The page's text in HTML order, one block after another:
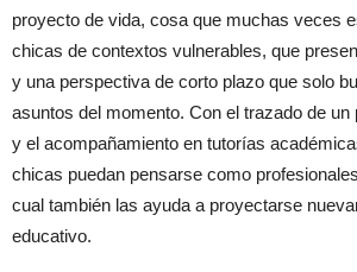
proyecto de vida, cosa que muchas veces
chicas de contextos vulnerables, que
y una perspectiva de corto plazo que solo
asuntos del momento. Con el trazado de
y el acompañamiento en tutorías
chicas puedan pensarse como
cual también las ayuda a proyectarse
educativo.